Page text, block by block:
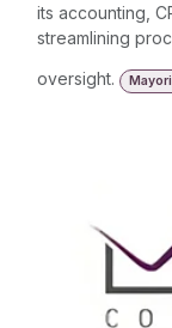
its accounting,
streamlining
oversight.